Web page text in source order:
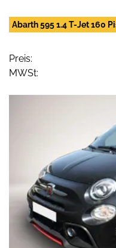
Abarth 595 1.4 T-Jet 160
Preis:
MWSt: